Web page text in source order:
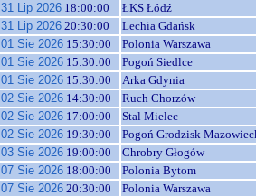
31 Lip 2026 18:00:00
ŁKS Łódź
31 Lip 2026 20:30:00
Lechia Gdańsk
01 Sie 2026 15:30:00
Polonia Warszawa
01 Sie 2026 15:30:00
Pogoń Siedlce
01 Sie 2026 15:30:00
Arka Gdynia
02 Sie 2026 14:30:00
Ruch Chorzów
02 Sie 2026 17:00:00
Stal Mielec
02 Sie 2026 19:30:00
Pogoń Grodzisk
03 Sie 2026 19:00:00
Chrobry Głogów
07 Sie 2026 18:00:00
Polonia Bytom
07 Sie 2026 20:30:00
Polonia Warszawa